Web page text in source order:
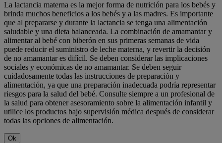
La lactancia materna es la mejor forma de nutrición para los bebés y
brinda muchos beneficios a los bebés y a las madres. Es importante
que al prepararse y durante la lactancia se tenga una alimentación
saludable y una dieta balanceada. La combinación de amamantar y
alimentar al bebé con biberón en sus primeras semanas de vida
puede reducir el suministro de leche materna, y revertir la decisión
de no amamantar es difícil. Se deben considerar las implicaciones
sociales y económicas de no amamantar. Se deben seguir
cuidadosamente todas las instrucciones de preparación y
alimentación, ya que una preparación inadecuada podría representar
riesgos para la salud del bebé. Consulte siempre a un profesional de
la salud para obtener asesoramiento sobre la alimentación infantil y
utilice los productos bajo supervisión médica después de considerar
todas las opciones de alimentación.
Ok